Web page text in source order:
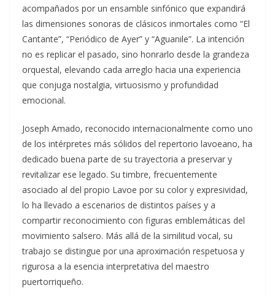
acompañados por un ensamble sinfónico que expandirá
las dimensiones sonoras de clásicos inmortales como “El
Cantante”, “Periódico de Ayer” y “Aguanile”. La intención
no es replicar el pasado, sino honrarlo desde la grandeza
orquestal, elevando cada arreglo hacia una experiencia
que conjuga nostalgia, virtuosismo y profundidad
emocional.
Joseph Amado, reconocido internacionalmente como uno
de los intérpretes más sólidos del repertorio lavoeano, ha
dedicado buena parte de su trayectoria a preservar y
revitalizar ese legado. Su timbre, frecuentemente
asociado al del propio Lavoe por su color y expresividad,
lo ha llevado a escenarios de distintos países y a
compartir reconocimiento con figuras emblemáticas del
movimiento salsero. Más allá de la similitud vocal, su
trabajo se distingue por una aproximación respetuosa y
rigurosa a la esencia interpretativa del maestro
puertorriqueño.